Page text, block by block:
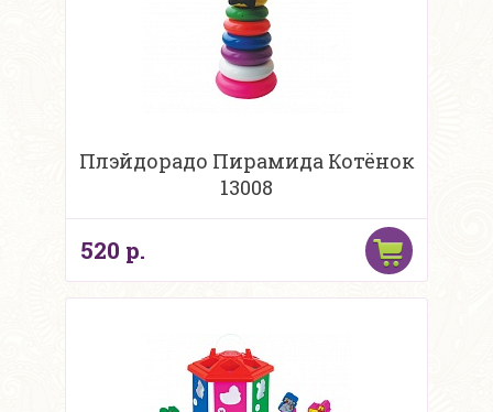
Плэйдорадо Пирамида Котёнок
13008
520 р.